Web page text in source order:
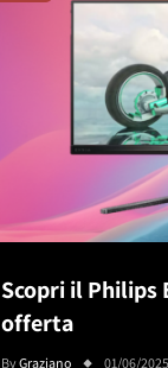
Scopri il Philips
offerta
ByGraziano 01/06/2025